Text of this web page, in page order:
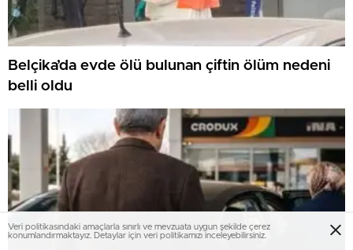
Belçika’da evde ölü bulunan çiftin ölüm nedeni
belli oldu
Veri politikasındaki amaçlarla sınırlı ve mevzuata uygun şekilde çerez
konumlandırmaktayız. Detaylar için veri politikamızı inceleyebilirsiniz.